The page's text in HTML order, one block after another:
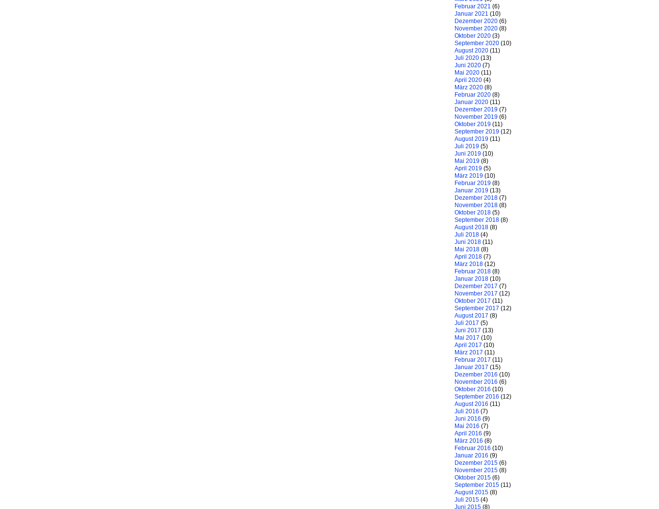
Februar 2021 (6)
Januar 2021 (10)
Dezember 2020 (6)
November 2020 (8)
Oktober 2020 (3)
September 2020 (10)
August 2020 (11)
Juli 2020 (13)
Juni 2020 (7)
Mai 2020 (11)
April 2020 (4)
März 2020 (8)
Februar 2020 (8)
Januar 2020 (11)
Dezember 2019 (7)
November 2019 (6)
Oktober 2019 (11)
September 2019 (12)
August 2019 (11)
Juli 2019 (5)
Juni 2019 (10)
Mai 2019 (8)
April 2019 (5)
März 2019 (10)
Februar 2019 (8)
Januar 2019 (13)
Dezember 2018 (7)
November 2018 (8)
Oktober 2018 (5)
September 2018 (8)
August 2018 (8)
Juli 2018 (4)
Juni 2018 (11)
Mai 2018 (8)
April 2018 (7)
März 2018 (12)
Februar 2018 (8)
Januar 2018 (10)
Dezember 2017 (7)
November 2017 (12)
Oktober 2017 (11)
September 2017 (12)
August 2017 (8)
Juli 2017 (5)
Juni 2017 (13)
Mai 2017 (10)
April 2017 (10)
März 2017 (11)
Februar 2017 (11)
Januar 2017 (15)
Dezember 2016 (10)
November 2016 (6)
Oktober 2016 (10)
September 2016 (12)
August 2016 (11)
Juli 2016 (7)
Juni 2016 (9)
Mai 2016 (7)
April 2016 (9)
März 2016 (8)
Februar 2016 (10)
Januar 2016 (9)
Dezember 2015 (6)
November 2015 (8)
Oktober 2015 (6)
September 2015 (11)
August 2015 (8)
Juli 2015 (4)
Juni 2015 (8)